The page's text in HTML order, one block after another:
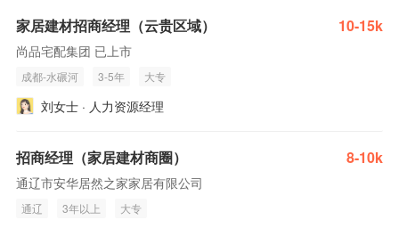
家居建材招商经理（云贵区域） 10-15k
尚品宅配集团 已上市
成都-水碾河 3-5年 大专
刘女士 · 人力资源经理
招商经理（家居建材商圈） 8-10k
通辽市安华居然之家家居有限公司
通辽 3年以上 大专